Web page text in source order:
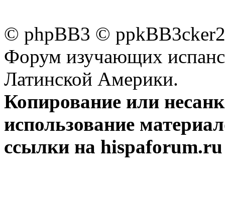
© phpBB3 ©
Форум изучающих
Латинской Америки.
Копирование или
использование
ссылки на hispaforum.ru